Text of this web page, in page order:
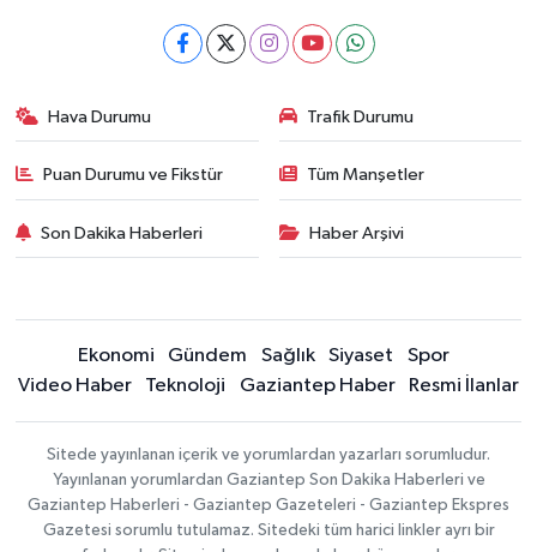
Hava Durumu Trafik Durumu
Puan Durumu ve Fikstür Tüm Manşetler
Son Dakika Haberleri Haber Arşivi
Ekonomi Gündem Sağlık Siyaset
Spor
Video Haber
Teknoloji Gaziantep Haber Resmi İlanlar
Sitede yayınlanan içerik ve yorumlardan yazarları sorumludur.
Yayınlanan yorumlardan Gaziantep Son Dakika Haberleri ve
Gaziantep Haberleri - Gaziantep Gazeteleri - Gaziantep Ekspres
Gazetesi sorumlu tutulamaz. Sitedeki tüm harici linkler ayrı bir